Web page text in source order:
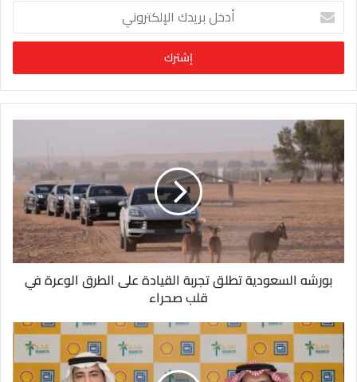
خ
ب
ر
ي
د
ك
ا
ل
إ
ك
ت
ر
بورشه السعودية تطلق تجربة القيادة على الطرق الوعرة في
قلب صحراء